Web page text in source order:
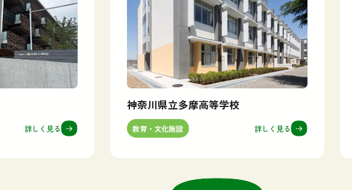
詳しく見る
神奈川県立多摩高等学校
教育・文化施設 詳しく見る